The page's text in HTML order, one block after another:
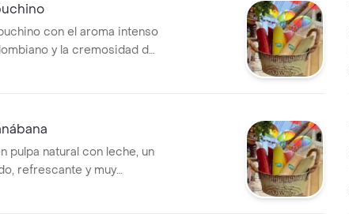
con el aroma intenso
y la cremosidad de
pulpa natural con leche, un
refrescante y muy
hogares colombianos.